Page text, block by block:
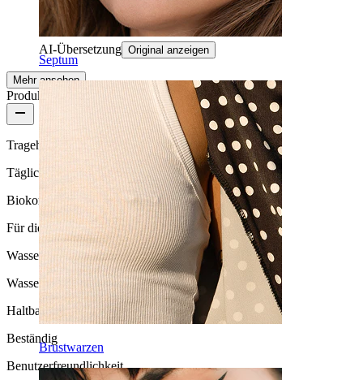
Septum
Brustwarzen
gadolinium Verifizierter Kauf
AI-Übersetzung Original anzeigen
Mehr ansehen
Produktqualität
Tragehäufigkeit
Tägliches Tragen
Biokompatibilität
Für die meisten Hauttypen
Wasserbeständigkeit
Wasserfest
Haltbarkeit
Beständig
Benutzerfreundlichkeit